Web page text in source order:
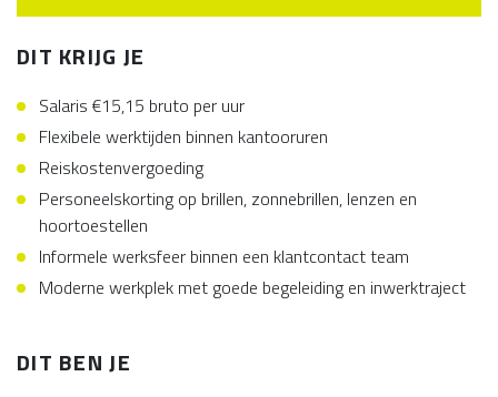
DIT KRIJG JE
Salaris €15,15 bruto per uur
Flexibele werktijden binnen kantooruren
Reiskostenvergoeding
Personeelskorting op brillen, zonnebrillen, lenzen en
hoortoestellen
Informele werksfeer binnen een klantcontact team
Moderne werkplek met goede begeleiding en inwerktraject
DIT BEN JE